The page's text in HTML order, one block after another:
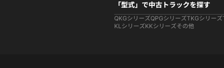
「型式」で中古トラックを探す
QKGシリーズQPGシリーズTKGシリーズ
KLシリーズKKシリーズその他